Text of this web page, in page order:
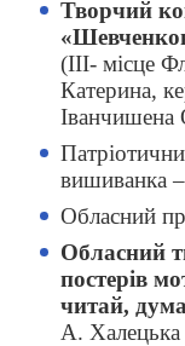
Творчий
(ІІІ- місце
Катерина,
Іванчишена
вишиванка –
Обласний
Обласний
постерів
читай,
А. Халецька